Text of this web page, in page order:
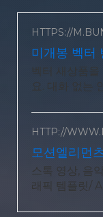
HTTPS://
미개봉 벡터
대 브랜드 중
벡터 새상품을
요. 대화 없는
구 최다 상품
신규 상품 업
HTTP://
모션엘리먼
스톡 영상, 음
래픽 템플릿/